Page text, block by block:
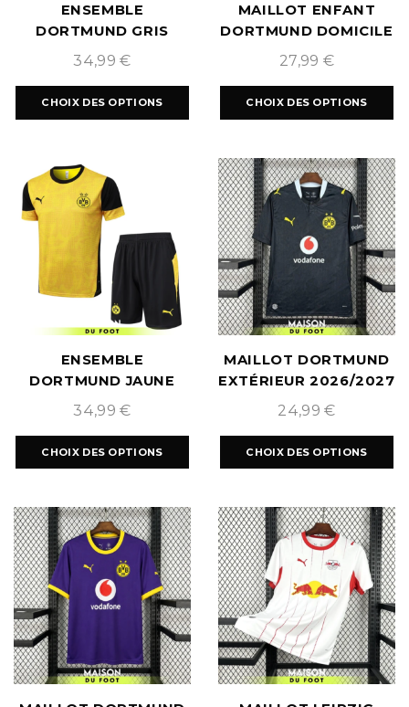
ENSEMBLE
DORTMUND GRIS
CLAIR 2025/2026
34,99€
CHOIX DES OPTIONS
MAILLOT ENFANT
DORTMUND DOMICILE
2025/2026
27,99 €
CHOIX DES OPTIONS
ENSEMBLE
DORTMUND JAUNE
2025/2026
34,99€
CHOIX DES OPTIONS
MAILLOT DORTMUND
EXTÉRIEUR 2026/2027
24,99€
CHOIX DES OPTIONS